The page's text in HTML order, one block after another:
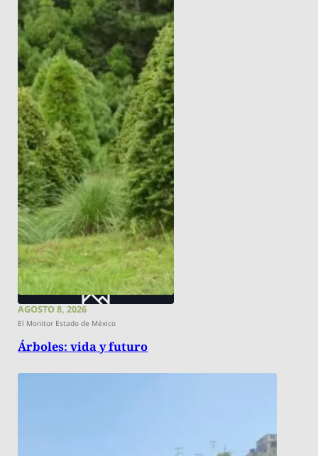
AGOSTO 8, 2026
El Monitor Estado de México
Árboles: vida y futuro